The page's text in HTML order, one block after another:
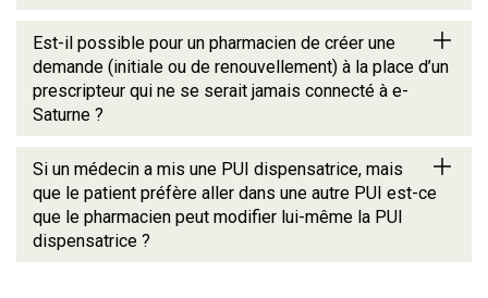
Est-il possible pour un pharmacien de créer une
demande (initiale ou de renouvellement) à la place d’un
prescripteur qui ne se serait jamais connecté à e-
Saturne ?
Si un médecin a mis une PUI dispensatrice, mais
que le patient préfère aller dans une autre PUI est-ce
que le pharmacien peut modifier lui-même la PUI
dispensatrice ?